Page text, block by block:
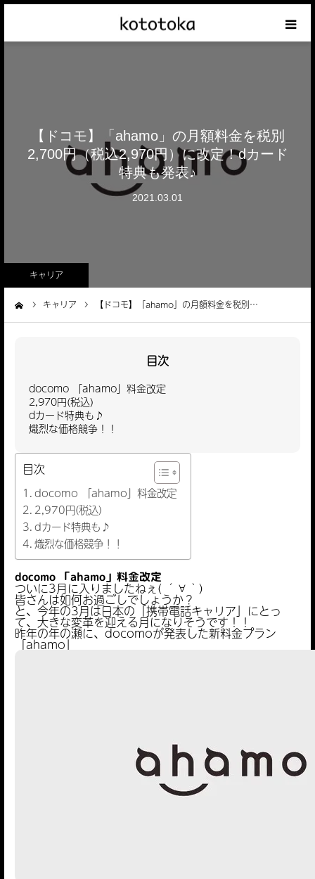
【ドコモ】「ahamo」の月額料金を税別
2,700円（税込2,970円）に改定！dカード
特典も発表♪
2021.03.01
キャリア
キャリア 【ドコモ】「ahamo」の月額料金を税別…
目次
docomo 「ahamo」料金改定
2,970円(税込)
dカード特典も♪
熾烈な価格競争！！
目次
docomo 「ahamo」料金改定
2,970円(税込)
dカード特典も♪
熾烈な価格競争！！
docomo 「ahamo」料金改定
ついに3月に入りましたねぇ( ´∀｀)
皆さんは如何お過ごしでしょうか？
と、今年の3月は日本の「携帯電話キャリア」にとっ
て、大きな変革を迎える月になりそうです！！
昨年の年の瀬に、docomoが発表した新料金プラン
「ahamo」
iPhoneの話
その他の話